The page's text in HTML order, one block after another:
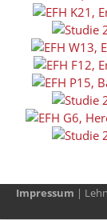
Impressum |